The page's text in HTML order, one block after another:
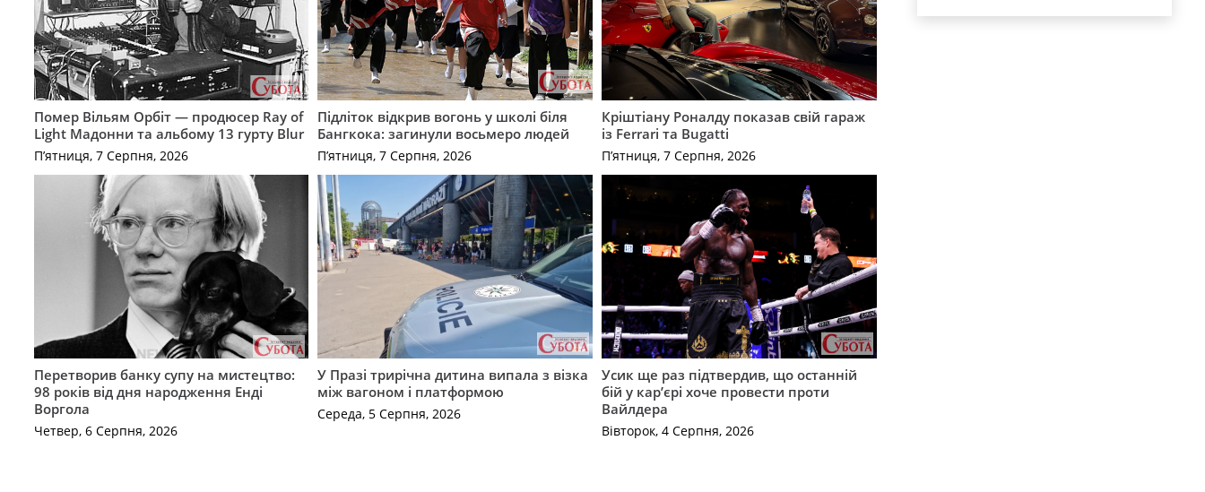
Помер Вільям Орбіт — продюсер Ray of
Light Мадонни та альбому 13 гурту Blur
П’ятниця, 7 Серпня, 2026
Підліток відкрив вогонь у школі біля
Бангкока: загинули восьмеро людей
П’ятниця, 7 Серпня, 2026
Кріштіану Роналду показав свій гараж
із Ferrari та Bugatti
П’ятниця, 7 Серпня, 2026
Перетворив банку супу на мистецтво:
98 років від дня народження Енді
Воргола
Четвер, 6 Серпня, 2026
У Празі трирічна дитина випала з візка
між вагоном і платформою
Середа, 5 Серпня, 2026
Усик ще раз підтвердив, що останній
бій у кар’єрі хоче провести проти
Вайлдера
Вівторок, 4 Серпня, 2026